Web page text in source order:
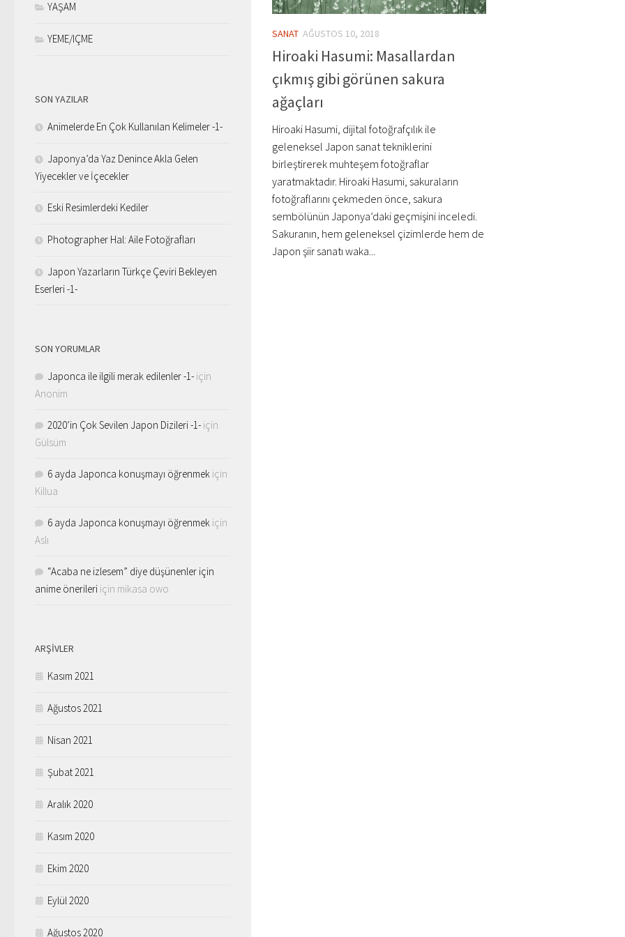
SANAT AĞUSTOS 10, 2018
Hiroaki Hasumi: Masallardan
çıkmış gibi görünen sakura
ağaçları
Hiroaki Hasumi, dijital fotoğrafçılık ile
geleneksel Japon sanat tekniklerini
birleştirerek muhteşem fotoğraflar
yaratmaktadır. Hiroaki Hasumi, sakuraların
fotoğraflarını çekmeden önce, sakura
sembölünün Japonya’daki geçmişini inceledi.
Sakuranın, hem geleneksel çizimlerde hem de
Japon şiir sanatı waka...
YAŞAM
YEME/IÇME
SON YAZILAR
Animelerde En Çok Kullanılan Kelimeler -1-
Japonya’da Yaz Denince Akla Gelen
Yiyecekler ve İçecekler
Eski Resimlerdeki Kediler
Photographer Hal: Aile Fotoğrafları
Japon Yazarların Türkçe Çeviri Bekleyen
Eserleri -1-
SON YORUMLAR
Japonca ile ilgili merak edilenler -1- için
Anonim
2020’in Çok Sevilen Japon Dizileri -1- için
Gülsüm
6 ayda Japonca konuşmayı öğrenmek için
Killua
6 ayda Japonca konuşmayı öğrenmek için
Aslı
“Acaba ne izlesem” diye düşünenler için
anime önerileri için mikasa owo
ARŞIVLER
Kasım 2021
Ağustos 2021
Nisan 2021
Şubat 2021
Aralık 2020
Kasım 2020
Ekim 2020
Eylül 2020
Ağustos 2020